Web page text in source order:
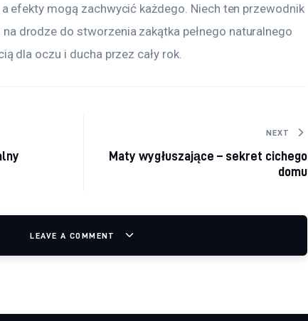
efekty mogą zachwycić każdego. Niech ten przewodnik
drodze do stworzenia zakątka pełnego naturalnego
dla oczu i ducha przez cały rok.
NEXT
Maty wygłuszające – sekret cichego
domu
LEAVE A COMMENT